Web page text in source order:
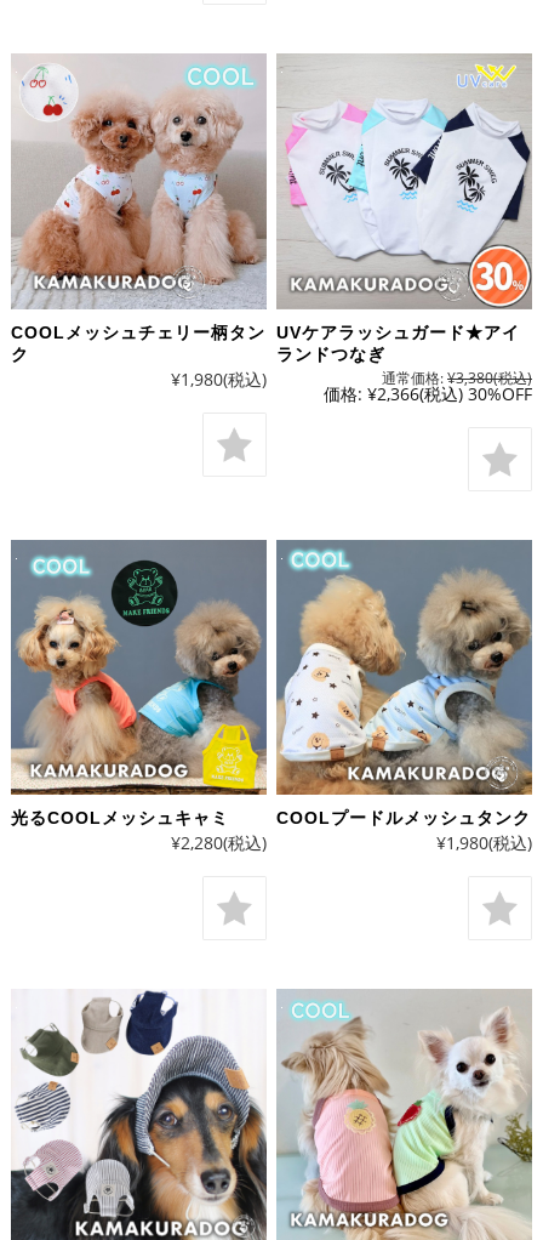
COOLメッシュチェリー柄タン
ク
¥1,980(税込)
UVケアラッシュガード★アイ
ランドつなぎ
通常価格:¥3,380(税込)
価格: ¥2,366(税込) 30%OFF
光るCOOLメッシュキャミ
¥2,280(税込)
COOLプードルメッシュタンク
¥1,980(税込)